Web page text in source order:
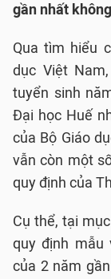
gần nhất
Qua tìm hiểu
dục Việt
tuyển sinh
Đại học Huế
của Bộ Giáo
vẫn còn một
quy định của
Cụ thể, tại
quy định mẫu
của 2 năm